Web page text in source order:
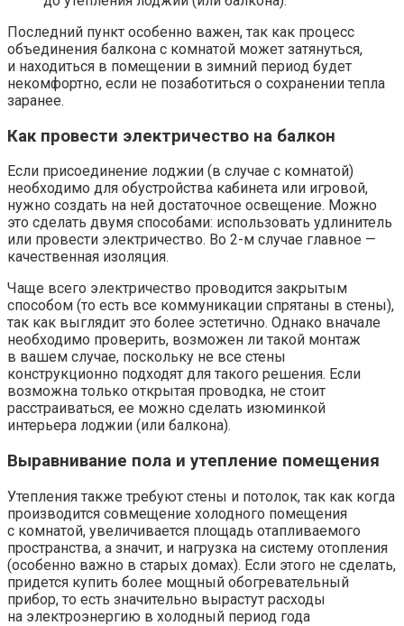
Последний пункт особенно важен, так как процесс
объединения балкона с комнатой может затянуться,
и находиться в помещении в зимний период будет
некомфортно, если не позаботиться о сохранении тепла
заранее.
Как провести электричество на балкон
Если присоединение лоджии (в случае с комнатой)
необходимо для обустройства кабинета или игровой,
нужно создать на ней достаточное освещение. Можно
это сделать двумя способами: использовать удлинитель
или провести электричество. Во 2-м случае главное —
качественная изоляция.
Чаще всего электричество проводится закрытым
способом (то есть все коммуникации спрятаны в стены),
так как выглядит это более эстетично. Однако вначале
необходимо проверить, возможен ли такой монтаж
в вашем случае, поскольку не все стены
конструкционно подходят для такого решения. Если
возможна только открытая проводка, не стоит
расстраиваться, ее можно сделать изюминкой
интерьера лоджии (или балкона).
Выравнивание пола и утепление помещения
Утепления также требуют стены и потолок, так как когда
производится совмещение холодного помещения
с комнатой, увеличивается площадь отапливаемого
пространства, а значит, и нагрузка на систему отопления
(особенно важно в старых домах). Если этого не сделать,
придется купить более мощный обогревательный
прибор, то есть значительно вырастут расходы
на электроэнергию в холодный период года